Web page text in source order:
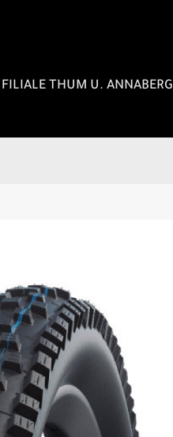
FILIALE THUM U. ANNABERG